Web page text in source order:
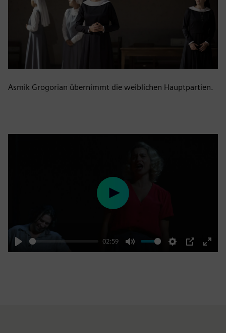
Asmik Grogorian übernimmt die weiblichen Hauptpartien.
Play
02:59
Mute Settings
PIP
Enter
Play